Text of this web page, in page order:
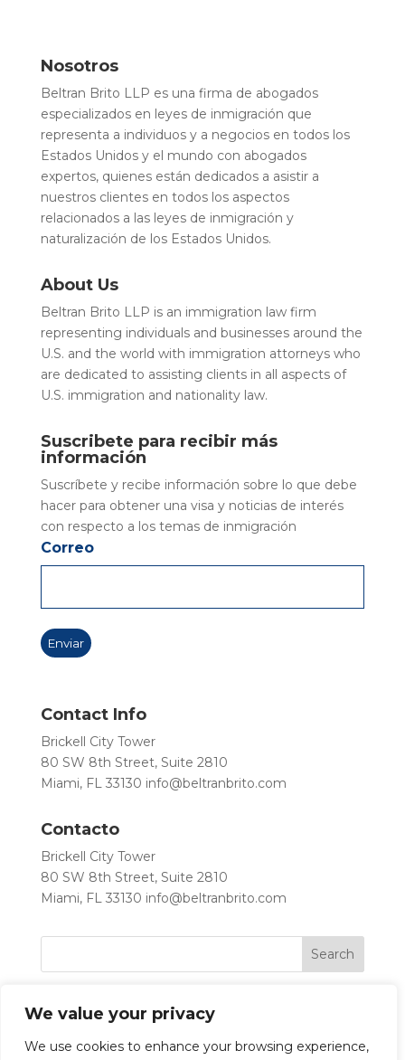
We value your privacy
We use cookies to enhance your browsing experience,
Nosotros
Beltran Brito LLP es una firma de abogados
especializados en leyes de inmigración que
representa a individuos y a negocios en todos los
Estados Unidos y el mundo con abogados
expertos, quienes están dedicados a asistir a
nuestros clientes en todos los aspectos
relacionados a las leyes de inmigración y
naturalización de los Estados Unidos.
About Us
Beltran Brito LLP is an immigration law firm
representing individuals and businesses around the
U.S. and the world with immigration attorneys who
are dedicated to assisting clients in all aspects of
U.S. immigration and nationality law.
Suscribete para recibir más
información
Suscríbete y recibe información sobre lo que debe
hacer para obtener una visa y noticias de interés
con respecto a los temas de inmigración
Correo
Contact Info
Brickell City Tower
80 SW 8th Street, Suite 2810
Miami, FL 33130 info@beltranbrito.com
Contacto
Brickell City Tower
80 SW 8th Street, Suite 2810
Miami, FL 33130 info@beltranbrito.com